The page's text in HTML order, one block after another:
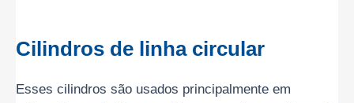
Cilindros de linha circular
Esses cilindros são usados principalmente em